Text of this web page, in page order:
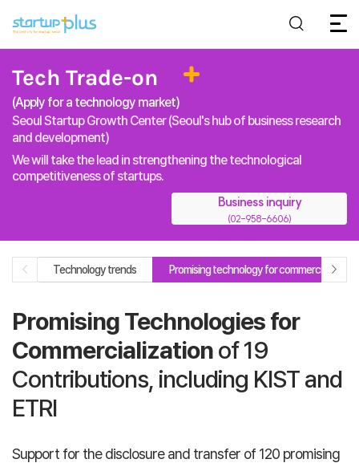
Tech Trade-on
(Apply for a technology market)
Seoul Startup Growth Center (Seoul's hub of business research
and development)
We will take the lead in strengthening the technological
competitiveness of startups.
Business inquiry
(02-958-6606)
Technology trends Promising technology for commercialization
Promising Technologies for
Commercializationof 19
Contributions, including KIST and
ETRI
Support for the disclosure and transfer of 120 promising